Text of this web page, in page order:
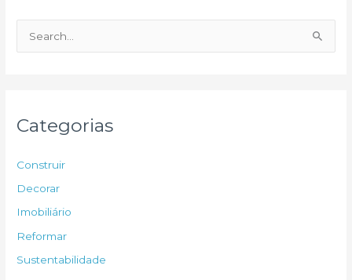
e
p
o
r
Categorias
Construir
Decorar
Imobiliário
Reformar
Sustentabilidade